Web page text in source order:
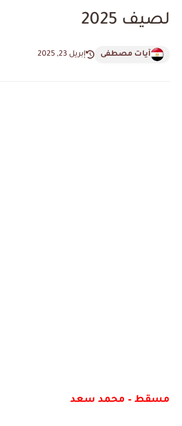
لصيف 2025
آيات مصطفى إبريل 23, 2025
مسقط – محمد سعد